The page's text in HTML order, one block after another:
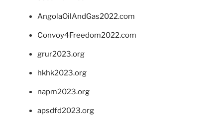
AngolaOilAndGas2022.com
Convoy4Freedom2022.com
grur2023.org
hkhk2023.org
napm2023.org
apsdfd2023.org